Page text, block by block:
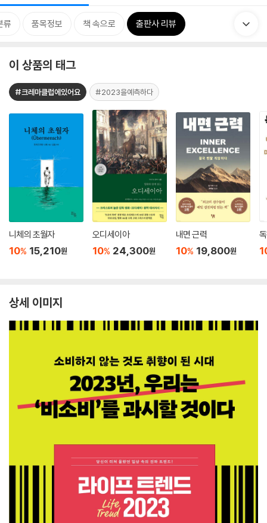
류 품목정보 책 속으로 출판사 리뷰
이 상품의 태그
#크레마클럽에있어요 #2023을예측하다
니체의 초월자
10% 15,210원
오디세이아
10% 24,300원
내면 근력
10% 19,800원
상세 이미지